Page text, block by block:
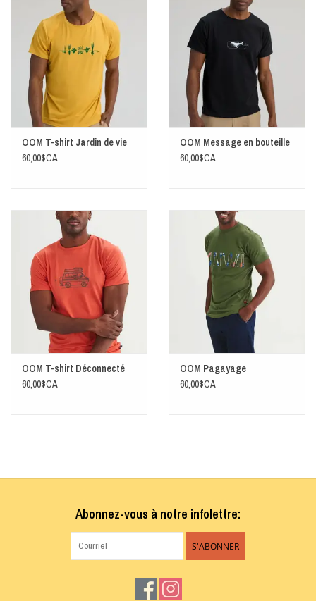
Fabriqué au Québec
Écoresponsable
Laver à l'envers à l'eau froide et suspendre pour sécher
OOM T-shirt Jardin de vie
60,00$CA
OOM Message en bouteille
60,00$CA
OOM T-shirt Déconnecté
60,00$CA
OOM Pagayage
60,00$CA
Abonnez-vous à notre infolettre:
S'ABONNER